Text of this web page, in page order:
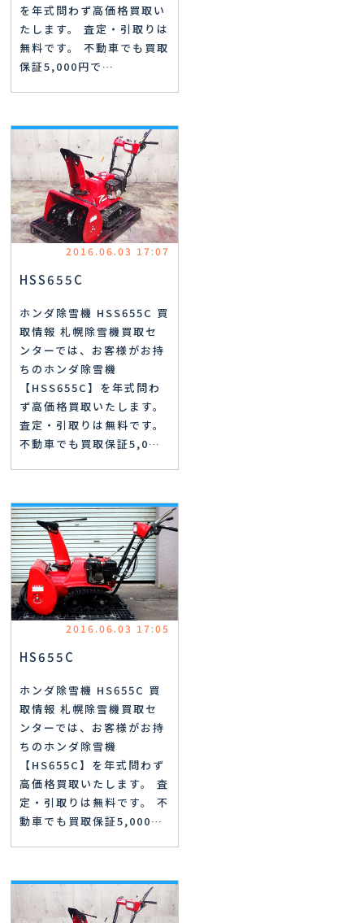
を年式問わず高価格買取い
たします。 査定・引取りは
無料です。 不動車でも買取
保証5,000円で…
2016.06.03 17:07
HSS655C
ホンダ除雪機 HSS655C 買
取情報 札幌除雪機買取セ
ンターでは、お客様がお持
ちのホンダ除雪機
【HSS655C】を年式問わ
ず高価格買取いたします。
査定・引取りは無料です。
不動車でも買取保証5,0…
2016.06.03 17:05
HS655C
ホンダ除雪機 HS655C 買
取情報 札幌除雪機買取セ
ンターでは、お客様がお持
ちのホンダ除雪機
【HS655C】を年式問わず
高価格買取いたします。 査
定・引取りは無料です。 不
動車でも買取保証5,000…